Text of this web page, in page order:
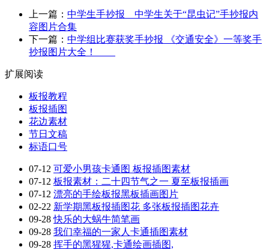
上一篇： 中学生手抄报 中学生关于“昆虫记”手抄报内
容图片合集
下一篇： 中学组比赛获奖手抄报 《交通安全》一等奖手
抄报图片大全！
扩展阅读
板报教程
板报插图
花边素材
节日文稿
标语口号
07-12 可爱小男孩卡通图 板报插图素材
07-12 板报素材：二十四节气之一 夏至板报插画
07-12 漂亮的手绘板报黑板插画图片
02-22 新学期黑板报插图花 多张板报插图花卉
09-28快乐的大蜗牛简笔画
09-28 我们幸福的一家人卡通插图素材
09-28 挥手的黑猩猩,卡通绘画插图,